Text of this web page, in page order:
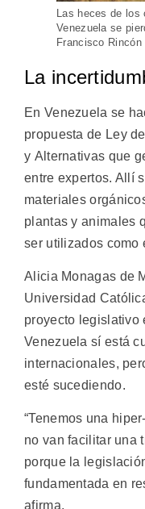
Las heces de los
Venezuela se
Francisco Rincón
La
En Venezuela se
propuesta de Ley
y Alternativas que
entre expertos. Allí
materiales
plantas y animales
ser utilizados como
Alicia Monagas de
Universidad
proyecto legislativo
Venezuela sí está
internacionales,
esté sucediendo.
“Tenemos una
no van facilitar una
porque la
fundamentada en
afirma.